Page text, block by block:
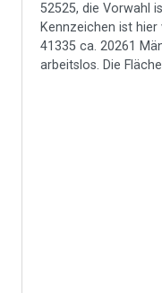
52525, die Vorwahl
Kennzeichen ist
41335 ca. 20261
arbeitslos. Die